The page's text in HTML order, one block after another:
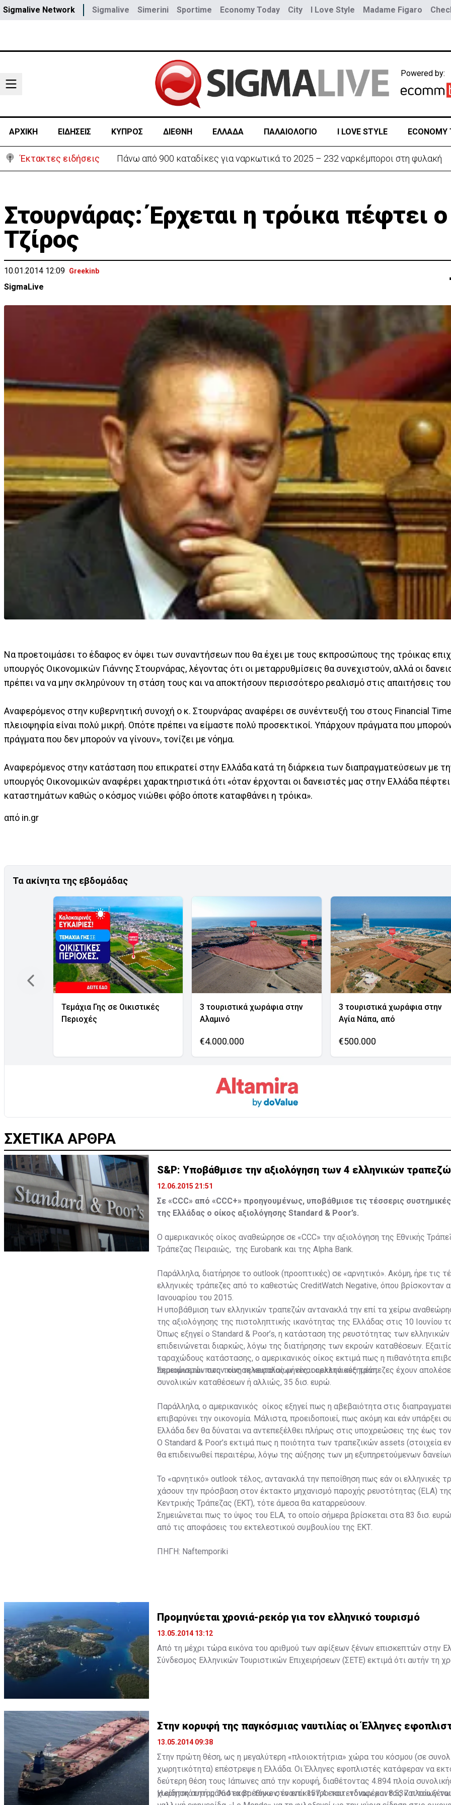
Sigmalive Network Sigmalive Simerini Sportime Economy Today City I Love Style Madame Figaro
Powered by:
ΑΡΧΙΚΗ ΕΙΔΗΣΕΙΣ ΚΥΠΡΟΣ ΔΙΕΘΝΗ ΕΛΛΑΔΑ ΠΑΛΑΙΟΛΟΓΙΟ I LOVE STYLE ECONOMY
Έκτακτες ειδήσεις Θέλει να ξαναζωντανέψει την «Corner» o Προύντζος - «Πληγώνει τις αναμνήσεις»
Στουρνάρας: Έρχεται η τρόικα πέφτει ο
Τζίρος
10.01.2014 12:09 Greekinb
SigmaLive
Να προετοιμάσει το έδαφος εν όψει των συναντήσεων που θα έχει με τους εκπροσώπους της τρόικας
υπουργός Οικονομικών Γιάννης Στουρνάρας, λέγοντας ότι οι μεταρρυθμίσεις θα συνεχιστούν, αλλά οι
πρέπει να να μην σκληρύνουν τη στάση τους και να αποκτήσουν περισσότερο ρεαλισμό στις απαιτήσεις
Αναφερόμενος στην κυβερνητική συνοχή ο κ. Στουρνάρας αναφέρει σε συνέντευξή του στους Financial
πλειοψηφία είναι πολύ μικρή. Οπότε πρέπει να είμαστε πολύ προσεκτικοί. Υπάρχουν πράγματα που
πράγματα που δεν μπορούν να γίνουν», τονίζει με νόημα.
Αναφερόμενος στην κατάσταση που επικρατεί στην Ελλάδα κατά τη διάρκεια των διαπραγματεύσεων με
υπουργός Οικονομικών αναφέρει χαρακτηριστικά ότι «όταν έρχονται οι δανειστές μας στην Ελλάδα
καταστημάτων καθώς ο κόσμος νιώθει φόβο όποτε καταφθάνει η τρόικα».
από in.gr
Τα ακίνητα της εβδομάδας
Τεμάχια Γης σε Οικιστικές
Περιοχές
3 τουριστικά χωράφια στην
Αλαμινό
€4.000.000
3 τουριστικά χωράφια στην
Αγία Νάπα, από
€500.000
ΣΧΕΤΙΚΑ ΑΡΘΡΑ
S&P: Υποβάθμισε την αξιολόγηση των 4 ελληνικών
12.06.2015 21:51
Σε «CCC» από «CCC+» προηγουμένως, υποβάθμισε τις τέσσερις
της Ελλάδας ο οίκος αξιολόγησης Standard & Poor’s.
Ο αμερικανικός οίκος αναθεώρησε σε «CCC» την αξιολόγηση της Εθνικής
Τράπεζας Πειραιώς, της Eurobank και της Alpha Bank.
Παράλληλα, διατήρησε το outlook (προοπτικές) σε «αρνητικό». Ακόμη, ήρε τις
ελληνικές τράπεζες από το καθεστώς CreditWatch Negative, όπου βρίσκονταν
Ιανουαρίου του 2015.
Η υποβάθμιση των ελληνικών τραπεζών αντανακλά την επί τα χείρω
της αξιολόγησης της πιστοληπτικής ικανότητας της Ελλάδας στις 10 Ιουνίου
Όπως εξηγεί ο Standard & Poor’s, η κατάσταση της ρευστότητας των
επιδεινώνεται διαρκώς, λόγω της διατήρησης των εκροών καταθέσεων.
ταραχώδους κατάστασης, ο αμερικανικός οίκος εκτιμά πως η πιθανότητα
περιορισμών στην κίνηση κεφαλαίων είναι αρκετά αυξημένη.
Σημειώνεται πως τους τελευταίος μήνες, οι ελληνικές τράπεζες έχουν
συνολικών καταθέσεων ή αλλιώς, 35 δισ. ευρώ.
Παράλληλα, ο αμερικανικός οίκος εξηγεί πως η αβεβαιότητα στις
επιβαρύνει την οικονομία. Μάλιστα, προειδοποιεί, πως ακόμη και εάν υπάρξει
Ελλάδα δεν θα δύναται να αντεπεξέλθει πλήρως στις υποχρεώσεις της έως
Ο Standard & Poor’s εκτιμά πως η ποιότητα των τραπεζικών assets (στοιχεία
θα επιδεινωθεί περαιτέρω, λόγω της αύξησης των μη εξυπηρετούμενων
Το «αρνητικό» outlοοk τέλος, αντανακλά την πεποίθηση πως εάν οι ελληνικές
χάσουν την πρόσβαση στον έκτακτο μηχανισμό παροχής ρευστότητας (ΕLA)
Κεντρικής Τράπεζας (ΕΚΤ), τότε άμεσα θα καταρρεύσουν.
Σημειώνεται πως το ύψος του ELA, το οποίο σήμερα βρίσκεται στα 83 δισ.
από τις αποφάσεις του εκτελεστικού συμβουλίου της ΕΚΤ.
ΠΗΓΗ: Naftemporiki
Προμηνύεται χρονιά-ρεκόρ για τον ελληνικό τουρισμό
13.05.2014 13:12
Από τη μέχρι τώρα εικόνα του αριθμού των αφίξεων ξένων επισκεπτών στην
Σύνδεσμος Ελληνικών Τουριστικών Επιχειρήσεων (ΣΕΤΕ) εκτιμά ότι αυτήν τη
Ήδη, από τα στοιχεία που ανακοίνωσε ο ΣΕΤΕ, τα ποσοστά των αεροπορικών
για αυτά μιλάμε) για το πρώτο 4μηνο του 2014 είναι αυξημένα κατά 30,1% σε
της προηγούμενης χρονιάς.
Βάσει των στοιχείων που καταγράφονται κατά τις αφίξεις ξένων επισκεπτών
αεροδρόμια της χώρας, μέχρι στιγμής, σε απόλυτους αριθμούς, ήλθαν στην
αρχή της χρονιάς 1,315,901 άνθρωποι.
Στην κορυφή της παγκόσμιας ναυτιλίας οι Έλληνες
13.05.2014 09:38
Στην πρώτη θέση, ως η μεγαλύτερη «πλοιοκτήτρια» χώρα του κόσμου (σε
χωρητικότητα) επέστρεψε η Ελλάδα. Οι Έλληνες εφοπλιστές κατάφεραν να
δεύτερη θέση τους Ιάπωνες από την κορυφή, διαθέτοντας 4.894 πλοία
χωρητικότητας 164 εκατ. τόνων, έναντι 157,4 εκατ. τόνων και 8.537 πλοίων
Η είδηση αυτή μάλιστα βρέθηκε στο επίκεντρο του ενδιαφέροντος και του